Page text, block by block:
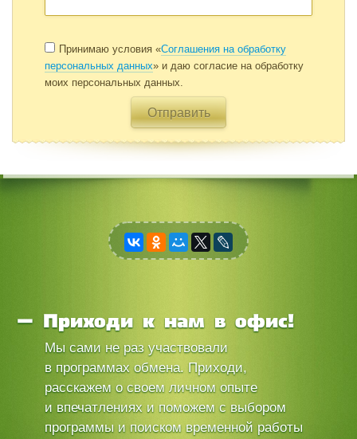
Приходи к нам в офис!
Мы сами не раз участвовали
в программах обмена. Приходи,
расскажем о своем личном опыте
и впечатлениях и поможем с выбором
программы и поиском временной работы